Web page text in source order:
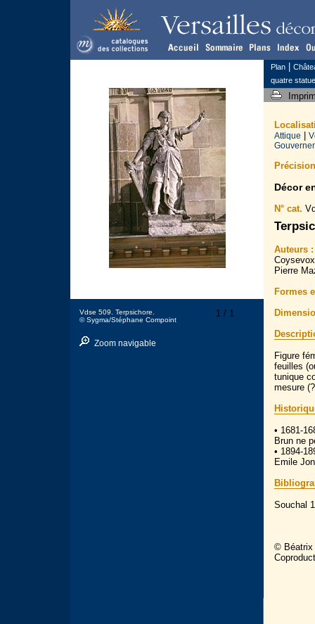
Attique
Décor
N° cat.
Auteurs :
Pierre
Formes
Figure
feuilles
tunique
mesure
• 1681-
Brun ne
• 1894-
Emile
Souchal
© Béatrix
1 / 1
Vdse 509. Terpsichore.
© Sygma/Stéphane Compoint
Zoom navigable
Plan
quatre